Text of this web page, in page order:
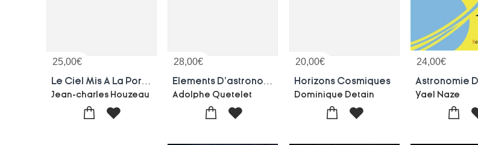
25,00€
Jean-charles Houzeau
28,00€
Adolphe Quetelet
20,00€
Horizons Cosmiques
Dominique Detain
24,00€
Yael Naze